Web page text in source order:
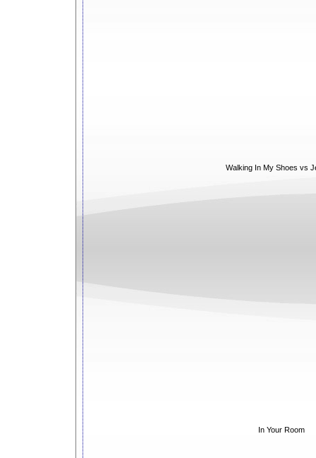
Walking In My Shoes vs
In Your Room